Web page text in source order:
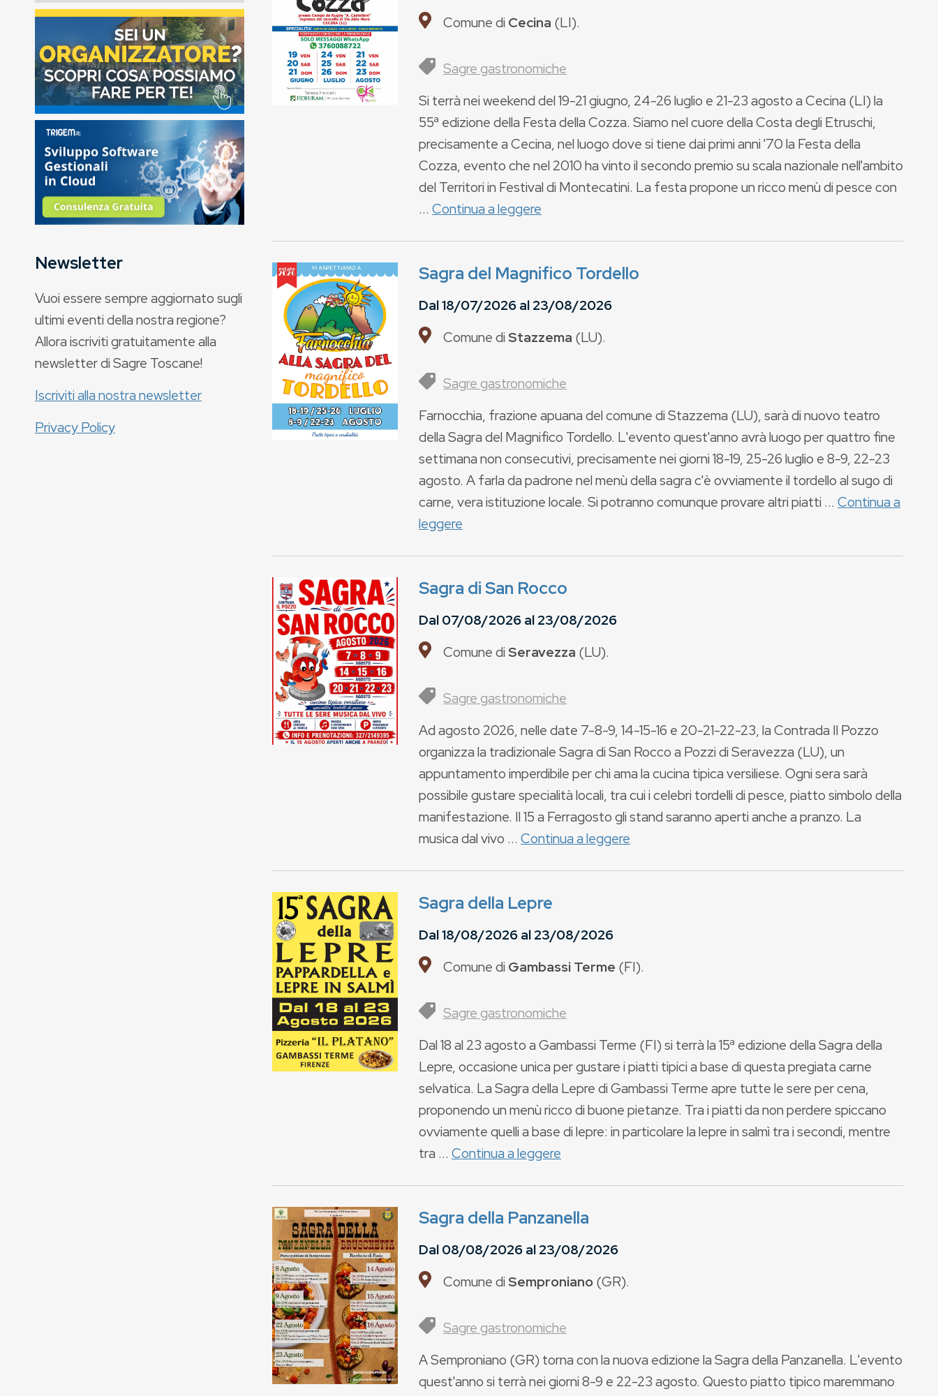
Comune di Cecina (LI).
Sagre gastronomiche
Si terrà nei weekend del 19-21 giugno, 24-26 luglio e 21-23 agosto a Cecina (LI) la
55ª edizione della Festa della Cozza. Siamo nel cuore della Costa degli Etruschi,
precisamente a Cecina, nel luogo dove si tiene dai primi anni '70 la Festa della
Cozza, evento che nel 2010 ha vinto il secondo premio su scala nazionale nell'ambito
del Territori in Festival di Montecatini. La festa propone un ricco menù di pesce con
... Continua a leggere
Sagra del Magnifico Tordello
Dal18/07/2026al23/08/2026
Comune diStazzema (LU).
Sagre gastronomiche
Farnocchia, frazione apuana del comune di Stazzema (LU), sarà di nuovo teatro
della Sagra del Magnifico Tordello. L'evento quest'anno avrà luogo per quattro fine
settimana non consecutivi, precisamente nei giorni 18-19, 25-26 luglio e 8-9, 22-23
agosto. A farla da padrone nel menù della sagra c'è ovviamente il tordello al sugo di
carne, vera istituzione locale. Si potranno comunque provare altri piatti ... Continua a
leggere
Sagra di San Rocco
Dal07/08/2026al23/08/2026
Comune diSeravezza (LU).
Sagre gastronomiche
Ad agosto 2026, nelle date 7-8-9, 14-15-16 e 20-21-22-23, la Contrada Il Pozzo
organizza la tradizionale Sagra di San Rocco a Pozzi di Seravezza (LU), un
appuntamento imperdibile per chi ama la cucina tipica versiliese. Ogni sera sarà
possibile gustare specialità locali, tra cui i celebri tordelli di pesce, piatto simbolo della
manifestazione. Il 15 a Ferragosto gli stand saranno aperti anche a pranzo. La
musica dal vivo ... Continua a leggere
Sagra della Lepre
Dal18/08/2026al23/08/2026
Comune di Gambassi Terme (FI).
Sagre gastronomiche
Dal 18 al 23 agosto a Gambassi Terme (FI) si terrà la 15ª edizione della Sagra della
Lepre, occasione unica per gustare i piatti tipici a base di questa pregiata carne
selvatica. La Sagra della Lepre di Gambassi Terme apre tutte le sere per cena,
proponendo un menù ricco di buone pietanze. Tra i piatti da non perdere spiccano
ovviamente quelli a base di lepre: in particolare la lepre in salmì tra i secondi, mentre
tra ... Continua a leggere
Sagra della Panzanella
Dal08/08/2026al23/08/2026
Comune diSemproniano(GR).
Sagre gastronomiche
A Semproniano (GR) torna con la nuova edizione la Sagra della Panzanella. L'evento
quest'anno si terrà nei giorni 8-9 e 22-23 agosto. Questo piatto tipico maremmano
Newsletter
Vuoi essere sempre aggiornato sugli
ultimi eventi della nostra regione?
Allora iscriviti gratuitamente alla
newsletter di Sagre Toscane!
Iscriviti alla nostra newsletter
Privacy Policy